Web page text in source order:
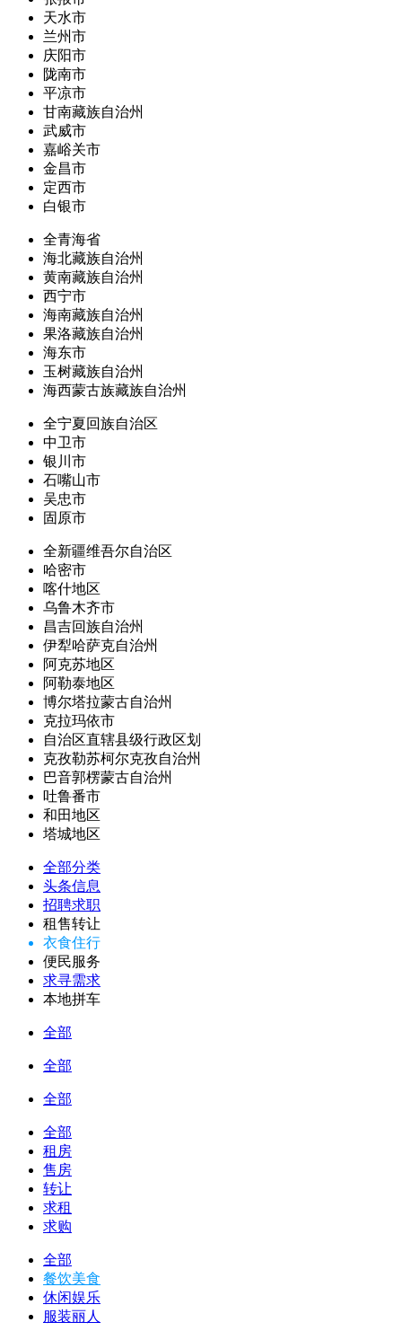
天水市
兰州市
庆阳市
陇南市
平凉市
甘南藏族自治州
武威市
嘉峪关市
金昌市
定西市
白银市
全青海省
海北藏族自治州
黄南藏族自治州
西宁市
海南藏族自治州
果洛藏族自治州
海东市
玉树藏族自治州
海西蒙古族藏族自治州
全宁夏回族自治区
中卫市
银川市
石嘴山市
吴忠市
固原市
全新疆维吾尔自治区
哈密市
喀什地区
乌鲁木齐市
昌吉回族自治州
伊犁哈萨克自治州
阿克苏地区
阿勒泰地区
博尔塔拉蒙古自治州
克拉玛依市
自治区直辖县级行政区划
克孜勒苏柯尔克孜自治州
巴音郭楞蒙古自治州
吐鲁番市
和田地区
塔城地区
全部分类
头条信息
招聘求职
租售转让
衣食住行
便民服务
求寻需求
本地拼车
全部
全部
全部
全部
租房
售房
转让
求租
求购
全部
餐饮美食
休闲娱乐
服装丽人